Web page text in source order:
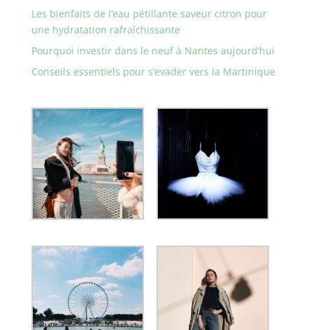
Les bienfaits de l’eau pétillante saveur citron pour
une hydratation rafraîchissante
Pourquoi investir dans le neuf à Nantes aujourd’hui
Conseils essentiels pour s’evader vers la Martinique